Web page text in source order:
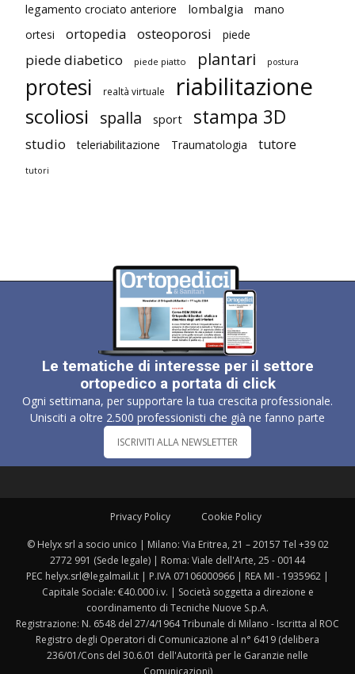
legamento crociato anteriore lombalgia
mano
ortesi
ortopedia osteoporosi piede
piede diabetico piede piatto plantari postura
protesi realtà virtuale riabilitazione
scoliosi spalla sport stampa 3D
studio teleriabilitazione Traumatologia tutore
tutori
Le tematiche di interesse per il settore
ortopedico a portata di click
Ogni settimana, per supportare la tua crescita professionale.
Unisciti a oltre 2.500 professionisti che già ne fanno parte
ISCRIVITI ALLA NEWSLETTER
Privacy Policy Cookie Policy
© Helyx srl a socio unico | Milano: Via Eritrea, 21 – 20157 Tel +39 02
2772 991 (Sede legale) | Roma: Viale dell'Arte, 25 - 00144
PEC helyx.srl@legalmail.it | P.IVA 07106000966 | REA MI - 1935962 |
Capitale Sociale: €40.000 i.v. | Società soggetta a direzione e
coordinamento di Tecniche Nuove S.p.A.
Registrazione: N. 6548 del 27/4/1964 Tribunale di Milano - Iscritta al ROC
Registro degli Operatori di Comunicazione al n° 6419 (delibera
236/01/Cons del 30.6.01 dell'Autorità per le Garanzie nelle